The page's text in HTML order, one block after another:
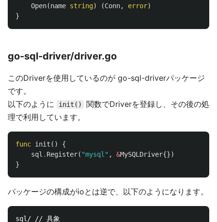
Open(name string) (Conn, error)
}
go-sql-driver/driver.go
このDriverを使用しているのが go-sql-driverパッケージ
です。
以下のように
init()
関数でDriverを登録し、その後の処
理で利用しています。
func init ()
{
sql . Register( "mysql" , &MySQLDriver{})
}
パッケージの構成がioとは逆で、以下のようになります。
sql/ // 具象